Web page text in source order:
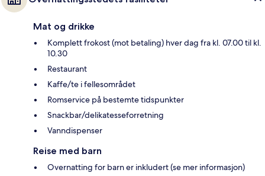
Mat og drikke
Komplett frokost (mot betaling) hver dag fra kl. 07.00 til kl.
10.30
Restaurant
Kaffe/te i fellesområdet
Romservice på bestemte tidspunkter
Snackbar/delikatesseforretning
Vanndispenser
Reise med barn
Overnatting for barn er inkludert (se mer informasjon)